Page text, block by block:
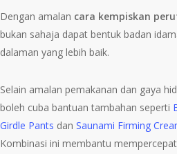
Dengan amalan cara kempiskan
bukan sahaja dapat bentuk badan
dalaman yang lebih baik.
Selain amalan pemakanan dan gaya
boleh cuba bantuan tambahan seperti
Girdle Pants danSaunami Firming
Kombinasi ini membantu